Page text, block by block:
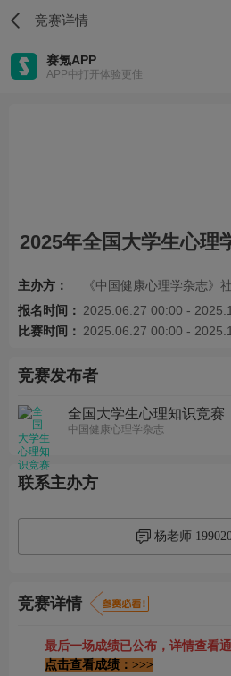
竞赛详情
赛氪APP
APP中打开体验更佳
2025年全国大学生心理
主办方：
《中国健康心理学杂志》社
报名时间： 2025.06.27 00:00 -
比赛时间： 2025.06.27 00:00 -
竞赛发布者
全国大学生心理知识竞赛
中国健康心理学杂志
联系主办方
杨老师
竞赛详情
最后一场成绩已公布，详情查看
点击查看成绩：>>>